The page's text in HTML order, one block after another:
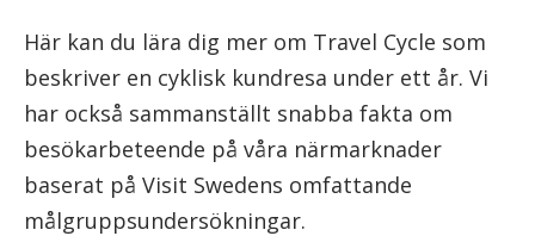
Här kan du lära dig mer om Travel Cycle som
beskriver en cyklisk kundresa under ett år. Vi
har också sammanställt snabba fakta om
besökarbeteende på våra närmarknader
baserat på Visit Swedens omfattande
målgruppsundersökningar.